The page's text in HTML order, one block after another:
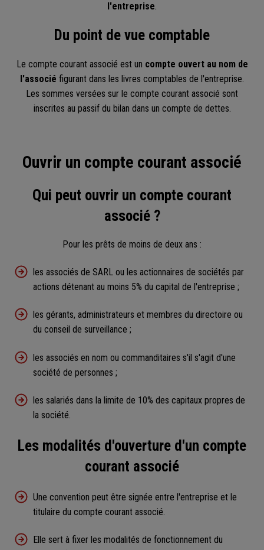
l'entreprise.
Du point de vue comptable
Le compte courant associé est un compte ouvert au nom de
l'associé figurant dans les livres comptables de l'entreprise.
Les sommes versées sur le compte courant associé sont
inscrites au passif du bilan dans un compte de dettes.
Ouvrir un compte courant associé
Qui peut ouvrir un compte courant
associé ?
Pour les prêts de moins de deux ans :
les associés de SARL ou les actionnaires de sociétés par
actions détenant au moins 5% du capital de l'entreprise ;
les gérants, administrateurs et membres du directoire ou
du conseil de surveillance ;
les associés en nom ou commanditaires s'il s'agit d'une
société de personnes ;
les salariés dans la limite de 10% des capitaux propres de
la société.
Les modalités d'ouverture d'un compte
courant associé
Une convention peut être signée entre l'entreprise et le
titulaire du compte courant associé.
Elle sert à fixer les modalités de fonctionnement du